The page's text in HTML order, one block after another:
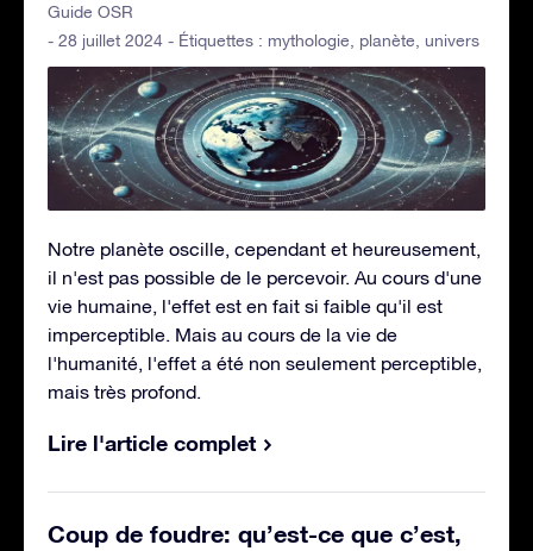
Guide OSR
- 28 juillet 2024 - Étiquettes : mythologie planète univers
Notre planète oscille, cependant et heureusement,
il n'est pas possible de le percevoir. Au cours d'une
vie humaine, l'effet est en fait si faible qu'il est
imperceptible. Mais au cours de la vie de
l'humanité, l'effet a été non seulement perceptible,
mais très profond.
Lire l'article complet
Coup de foudre: qu’est-ce que c’est,